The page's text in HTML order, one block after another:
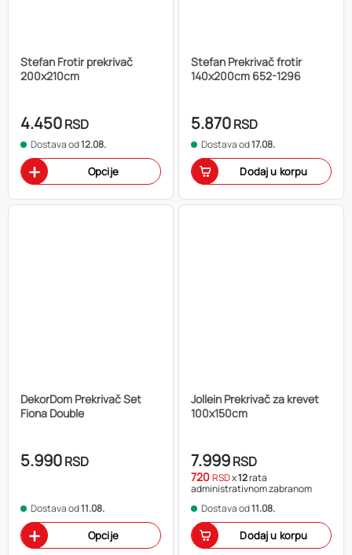
Stefan Frotir prekrivač
200x210cm
4.450RSD
Dostava od12.08.
Opcije
Stefan Prekrivač frotir
140x200cm 652-1296
5.870RSD
Dostava od17.08.
Dodaj u korpu
DekorDom Prekrivač Set
Fiona Double
5.990RSD
Dostava od11.08.
Opcije
Jollein Prekrivač za krevet
100x150cm
7.999RSD
720RSDx12rata
administrativnom zabranom
Dostava od11.08.
Dodaj u korpu